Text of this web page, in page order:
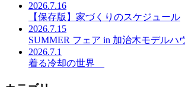
2026.7.16
【保存版】家づくりのスケジュール
2026.7.15
SUMMER フェア in 加治木モデルハ
2026.7.1
着る冷却の世界